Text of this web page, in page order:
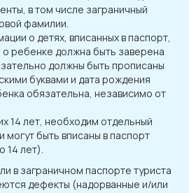
в том числе заграничный
фамилии.
о детях, вписанных в паспорт,
ребенке должна быть заверена
должны быть прописаны
буквами и дата рождения
обязательна, независимо от
14 лет, необходим отдельный
могут быть вписаны в паспорт
14 лет).
в заграничном паспорте туриста
дефекты (надорванные и/или